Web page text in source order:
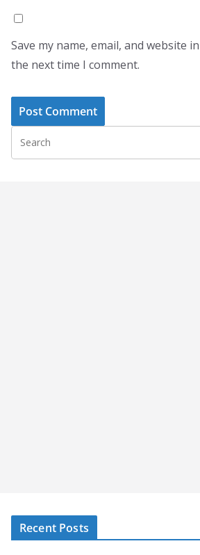
Save my name, email, and website
the next time I comment.
Recent Posts